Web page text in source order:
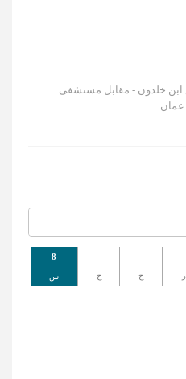
ابن خلدون - مقابل مستشفى
ر خ ج
8
س